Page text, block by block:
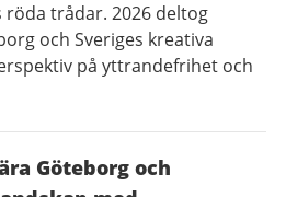
trådar. 2026 deltog
och Sveriges kreativa
på yttrandefrihet och
Göteborg och